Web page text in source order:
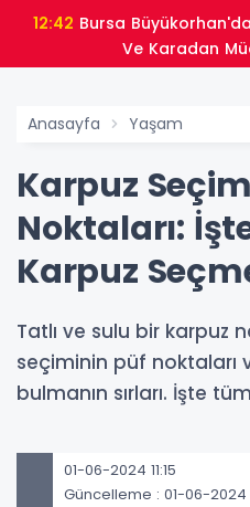
12:42
Ve Karadan
Anasayfa Yaşam
Karpuz
Noktaları:
Karpuz
Tatlı ve sulu bir karpuz
seçiminin püf noktaları
bulmanın sırları. İşte
01-06-2024 11:15
Güncelleme : 01-06-2024